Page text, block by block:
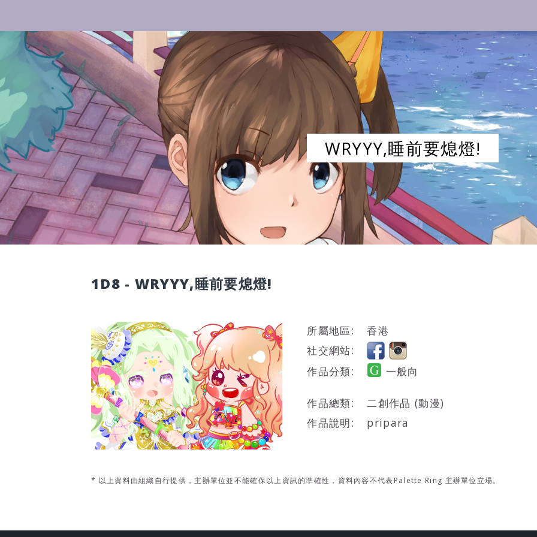
WRYYY,睡前要熄燈!
1D8 - WRYYY,睡前要熄燈!
所屬地區:
香港
社交網站:
作品分類:
一般向
作品總類:
二創作品 (動漫)
作品說明:
pripara
* 以上資料由組織自行提供，主辦單位並不能確保以上資訊的準確性，資料內容不代表Palette Ring 主辦單位立場。